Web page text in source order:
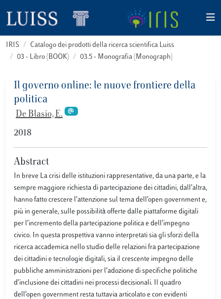
IRIS
Catalogo dei prodotti della ricerca scientifica Luiss
03 - Libro (BOOK)
03.5 - Monografia (Monograph)
Il governo online: le nuove frontiere della
politica
De Blasio, E.
2018
Abstract
In breve La crisi delle istituzioni rappresentative, da una parte, e la
sempre maggiore richiesta di partecipazione dei cittadini, dall’altra,
hanno fatto crescere l’attenzione sul tema dell’open government e,
più in generale, sulle possibilità offerte dalle piattaforme digitali
per l’incremento della partecipazione politica e dell’impegno
civico. In questa prospettiva vanno interpretati sia gli sforzi della
ricerca accademica nello studio delle relazioni fra partecipazione
dei cittadini e tecnologie digitali, sia il crescente impegno delle
pubbliche amministrazioni per l’adozione di specifiche politiche
d’inclusione dei cittadini nei processi decisionali. Il quadro
dell’open government resta tuttavia articolato e con evidenti